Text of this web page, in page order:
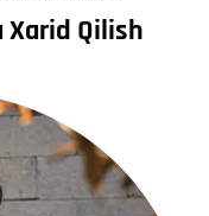
Xarid Qilish